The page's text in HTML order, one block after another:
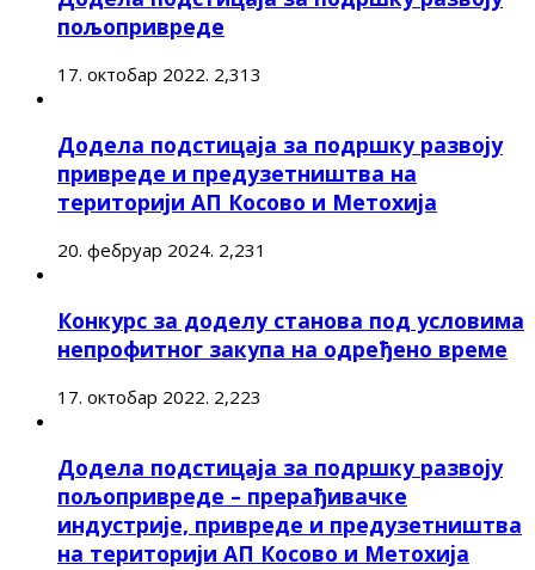
пољопривреде
17. октобар 2022. 2,313
Додела подстицаја за подршку развоју
привреде и предузетништва на
територији АП Косово и Метохија
20. фебруар 2024. 2,231
Конкурс за доделу станова под условима
непрофитног закупа на одређено време
17. октобар 2022. 2,223
Додела подстицаја за подршку развоју
пољопривреде – прерађивачке
индустрије, привреде и предузетништва
на територији АП Косово и Метохија